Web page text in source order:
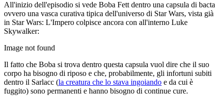
All'inizio dell'episodio si vede Boba Fett dentro una capsula di bacta
ovvero una vasca curativa tipica dell'universo di Star Wars, vista già
in Star Wars: L'Impero colpisce ancora con all'interno Luke
Skywalker:
Image not found
Il fatto che Boba si trova dentro questa capsula vuol dire che il suo
corpo ha bisogno di riposo e che, probabilmente, gli infortuni subiti
dentro il Sarlacc (la creatura che lo stava ingoiando e da cui è
fuggito) sono permanenti e hanno bisogno di continue cure.